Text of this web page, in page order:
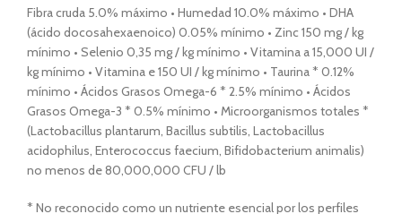
Fibra cruda 5.0% máximo • Humedad 10.0% máximo • DHA
(ácido docosahexaenoico) 0.05% mínimo • Zinc 150 mg / kg
mínimo • Selenio 0,35 mg / kg mínimo • Vitamina a 15,000 UI /
kg mínimo • Vitamina e 150 UI / kg mínimo • Taurina * 0.12%
mínimo • Ácidos Grasos Omega-6 * 2.5% mínimo • Ácidos
Grasos Omega-3 * 0.5% mínimo • Microorganismos totales *
(Lactobacillus plantarum, Bacillus subtilis, Lactobacillus
acidophilus, Enterococcus faecium, Bifidobacterium animalis)
no menos de 80,000,000 CFU / lb
* No reconocido como un nutriente esencial por los perfiles